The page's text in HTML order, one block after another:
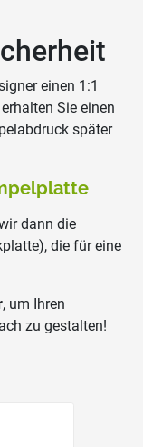
einen 1:1
Sie einen
später
dann die
die für eine
, um Ihren
zu gestalten!